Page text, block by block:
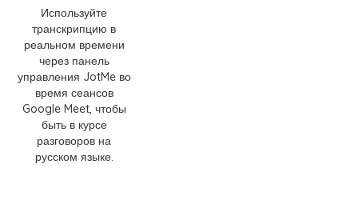
Используйте
транскрипцию в
реальном времени
через панель
управления JotMe во
время сеансов
Google Meet, чтобы
быть в курсе
разговоров на
русском языке.